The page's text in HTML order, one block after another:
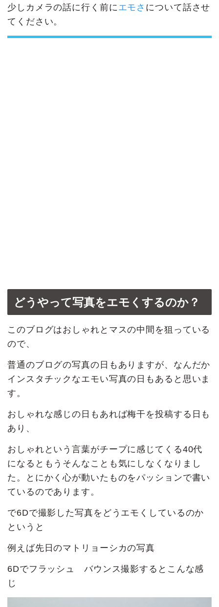
少しカメラの話に行く前に エモさ について話させ
てください。
どうやって写真をエモくするのか？
このブログはおしゃれとマスの中間を狙っている
ので、
普通のブログの写真の日もありますが、なんだか
インスタチックなエモい写真の日もあると思いま
す。
おしゃれな感じの日もあれば梅干を投稿する日も
あり、
おしゃれという言葉がチープに感じてくる40代
になるともうそんなことも気にしなくなりまし
た。とにかく心が動いたものをパッションで書い
ているのであります。
で6Dで撮影した写真をどうエモくしているのか
というと
例えば先日のマトリョーシカの写真
6Dでフラッシュ バウンス撮影するとこんな感
じ